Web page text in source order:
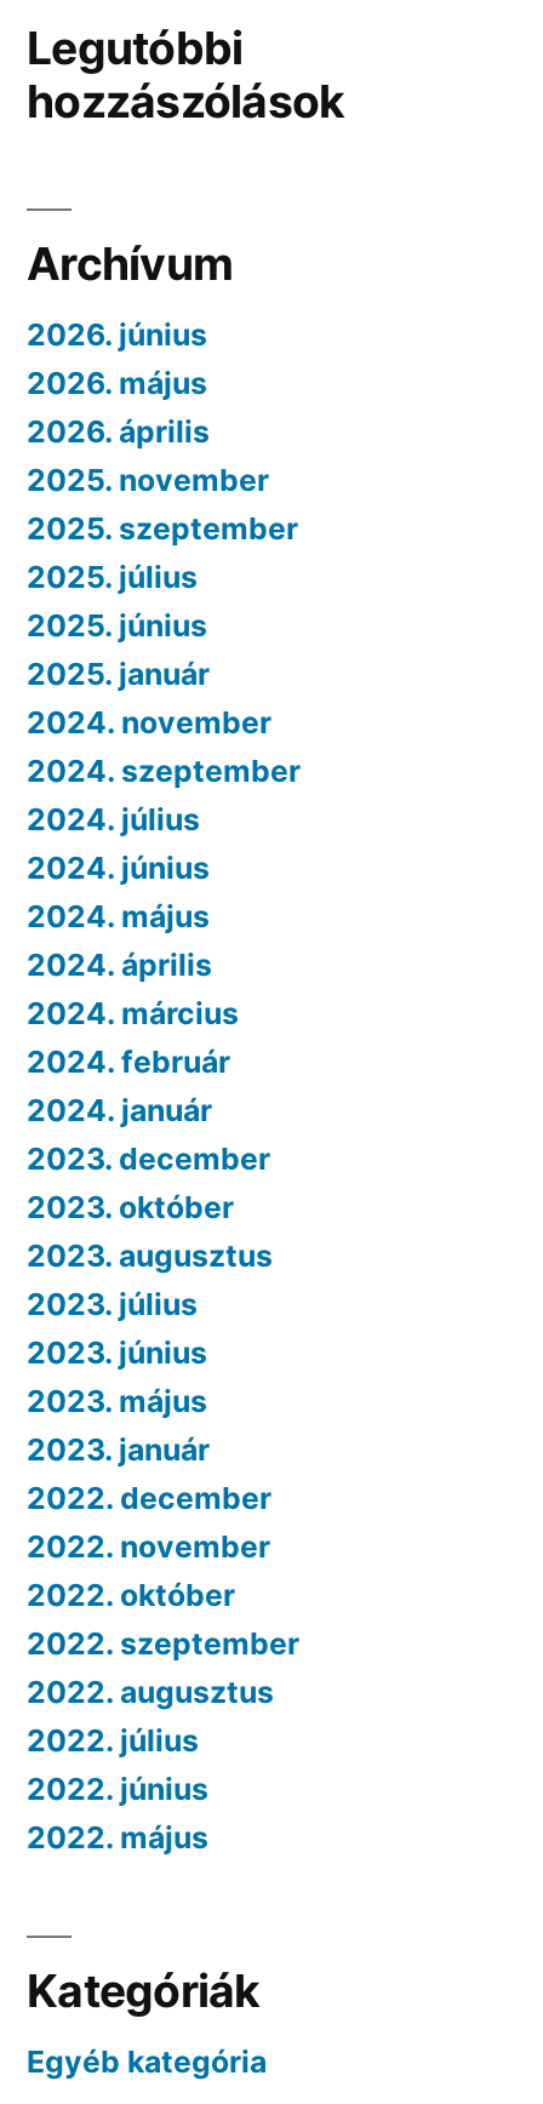
Legutóbbi
hozzászólások
Archívum
2026. június
2026. május
2026. április
2025. november
2025. szeptember
2025. július
2025. június
2025. január
2024. november
2024. szeptember
2024. július
2024. június
2024. május
2024. április
2024. március
2024. február
2024. január
2023. december
2023. október
2023. augusztus
2023. július
2023. június
2023. május
2023. január
2022. december
2022. november
2022. október
2022. szeptember
2022. augusztus
2022. július
2022. június
2022. május
Kategóriák
Egyéb kategória